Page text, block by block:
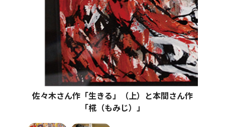
佐々木さん作「生きる」（上）と本間さん作
「椛（もみじ）」